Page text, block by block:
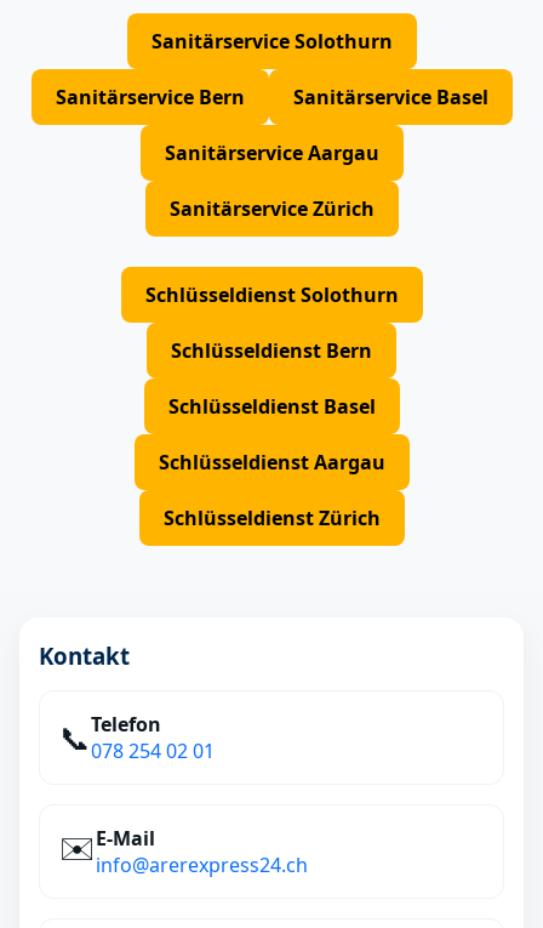
Sanitärservice Solothurn
Sanitärservice Bern Sanitärservice Basel
Sanitärservice Aargau
Sanitärservice Zürich
Schlüsseldienst Solothurn
Schlüsseldienst Bern
Schlüsseldienst Basel
Schlüsseldienst Aargau
Schlüsseldienst Zürich
Kontakt
📞Telefon
078 254 02 01
✉️E‑Mail
info@arerexpress24.ch